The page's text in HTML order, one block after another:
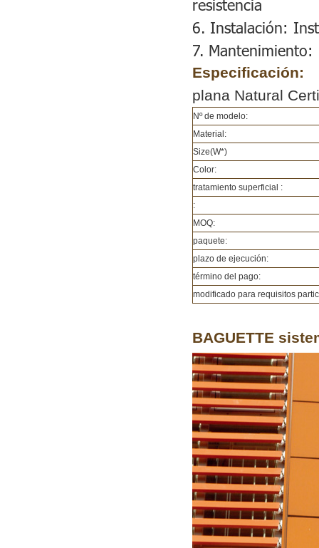
resistencia
6. Instalación:
7.
Especificación:
plana Natural
Nº de modelo:
Material:
Size(W*)
Color:
tratamiento superficial :
:
MOQ:
paquete:
plazo de ejecución:
término del pago:
modificado para requisitos
BAGUETTE